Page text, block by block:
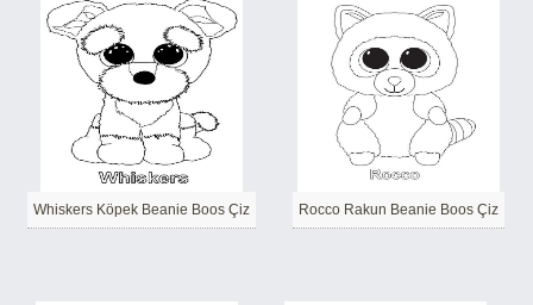
Whiskers Köpek Beanie Boos Çiz Rocco Rakun Beanie Boos Çiz